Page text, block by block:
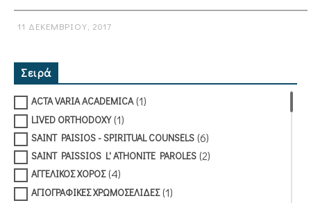
11 ΔΕΚΕΜΒΡΊΟΥ, 2017
Σειρά
ACTA VARIA ACADEMICA(1)
LIVED ORTHODOXY(1)
SAINT PAISIOS - SPIRITUAL COUNSELS (6)
SAINT PAISSIOS L' ATHONITE PAROLES (2)
ΑΓΓΕΛΙΚΟΣ ΧΟΡΟΣ(4)
ΑΓΙΟΓΡΑΦΙΚΕΣ ΧΡΩΜΟΣΕΛΙΔΕΣ(1)